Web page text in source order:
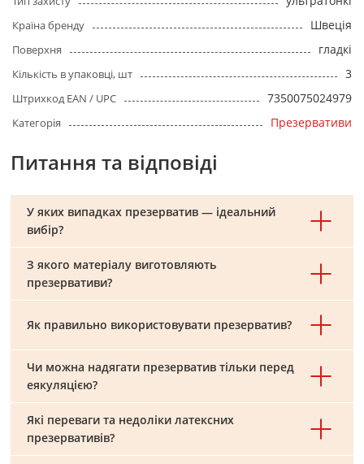
Країна бренду Швеція
Поверхня гладкі
Кількість в упаковці, шт 3
Штрихкод EAN / UPC 7350075024979
Категорія Презервативи
Питання та відповіді
У яких випадках презерватив — ідеальний
вибір?
З якого матеріалу виготовляють
презервативи?
Як правильно використовувати презерватив?
Чи можна надягати презерватив тільки перед
еякуляцією?
Які переваги та недоліки латексних
презервативів?